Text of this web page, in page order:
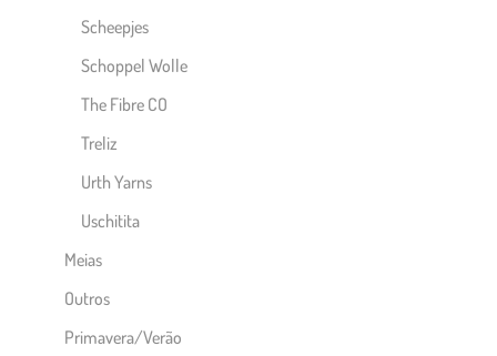
Scheepjes
Schoppel Wolle
The Fibre CO
Treliz
Urth Yarns
Uschitita
Meias
Outros
Primavera/Verão